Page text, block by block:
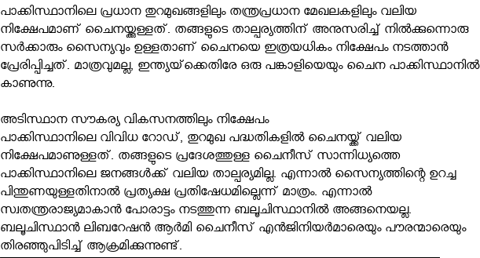
പാക്കിസ്ഥാനിലെ പ്രധാന തുറമുഖങ്ങളിലും തന്ത്രപ്രധാന മേഖലകളിലും വലിയ
നിക്ഷേപമാണ് ചൈനയ്ക്കുള്ളത്. തങ്ങളുടെ താല്പര്യത്തിന് അനുസരിച്ച് നില്‍ക്കുന്നൊരു
സര്‍ക്കാരും സൈന്യവും ഉള്ളതാണ് ചൈനയെ ഇത്രയധികം നിക്ഷേപം നടത്താന്‍
പ്രേരിപ്പിച്ചത്. മാത്രവുമല്ല, ഇന്ത്യയ്‌ക്കെതിരേ ഒരു പങ്കാളിയെയും ചൈന പാക്കിസ്ഥാനില്‍
കാണുന്നു.
അടിസ്ഥാന സൗകര്യ വികസനത്തിലും നിക്ഷേപം
പാക്കിസ്ഥാനിലെ വിവിധ റോഡ്, തുറമുഖ പദ്ധതികളില്‍ ചൈനയ്ക്ക് വലിയ
നിക്ഷേപമാണുള്ളത്. തങ്ങളുടെ പ്രദേശത്തുള്ള ചൈനീസ് സാന്നിധ്യത്തെ
പാക്കിസ്ഥാനിലെ ജനങ്ങള്‍ക്ക് വലിയ താല്പര്യമില്ല. എന്നാല്‍ സൈന്യത്തിന്റെ ഉറച്ച
പിന്തുണയുള്ളതിനാല്‍ പ്രത്യക്ഷ പ്രതിഷേധമില്ലെന്ന് മാത്രം. എന്നാല്‍
സ്വതന്ത്രരാജ്യമാകാന്‍ പോരാട്ടം നടത്തുന്ന ബലൂചിസ്ഥാനില്‍ അങ്ങനെയല്ല.
ബലൂചിസ്ഥാന്‍ ലിബറേഷന്‍ ആര്‍മി ചൈനീസ് എന്‍ജിനിയര്‍മാരെയും പൗരന്മാരെയും
തിരഞ്ഞുപിടിച്ച് ആക്രമിക്കുന്നുണ്ട്.